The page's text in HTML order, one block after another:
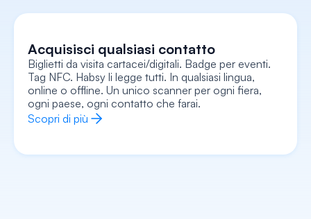
Acquisisci qualsiasi contatto
Biglietti da visita cartacei/digitali. Badge per eventi.
Tag NFC. Habsy li legge tutti. In qualsiasi lingua,
online o offline. Un unico scanner per ogni fiera,
ogni paese, ogni contatto che farai.
Scopri di più
Cattura ogni contesto
Registra note vocali, aggiungi note di testo, allega
una foto/selfie, registra segnali di intenti, tutto
collegato alla scheda. Ricorda l'intero contesto,
non solo un nome e un numero.
Scopri di più